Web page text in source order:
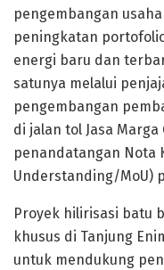
pengembangan
peningkatan
energi baru dan
satunya melalui
pengembangan
di jalan tol Jasa
penandatangan Nota
Understanding/MoU)
Proyek hilirisasi batu
khusus di Tanjung
untuk mendukung